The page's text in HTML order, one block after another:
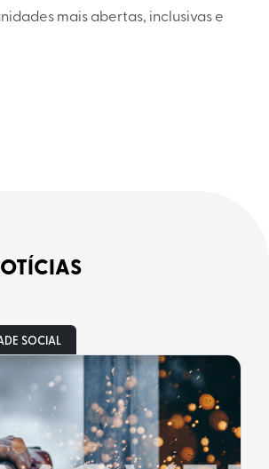
mais abertas, inclusivas e
SOCIAL